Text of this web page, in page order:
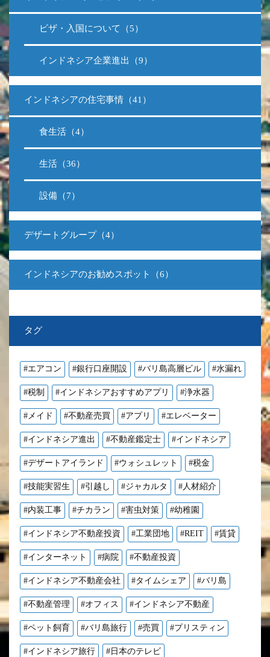
ビザ・入国について（5）
インドネシア企業進出（9）
インドネシアの住宅事情（41）
食生活（4）
生活（36）
設備（7）
デザートグループ（4）
インドネシアのお勧めスポット（6）
タグ
#エアコン #銀行口座開設 #バリ島高層ビル #水漏れ
#税制 #インドネシアおすすめアプリ #浄水器
#メイド #不動産売買 #アプリ #エレベーター
#インドネシア進出 #不動産鑑定士 #インドネシア
#デザートアイランド #ウォシュレット #税金
#技能実習生 #引越し #ジャカルタ #人材紹介
#内装工事 #チカラン #害虫対策 #幼稚園
#インドネシア不動産投資 #工業団地 #REIT #賃貸
#インターネット #病院 #不動産投資
#インドネシア不動産会社 #タイムシェア #バリ島
#不動産管理 #オフィス #インドネシア不動産
#ペット飼育 #バリ島旅行 #売買 #プリスティン
#インドネシア旅行 #日本のテレビ